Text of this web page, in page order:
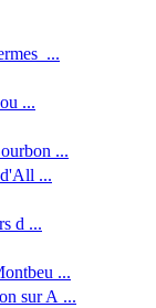
...
...
...
d'All ...
d ...
...
sur A ...